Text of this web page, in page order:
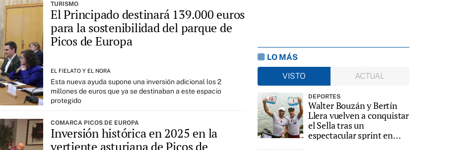
TURISMO
El Principado destinará 139.000 euros
para la sostenibilidad del parque de
Picos de Europa
EL FIELATO Y EL NORA
Esta nueva ayuda supone una inversión adicional los 2
millones de euros que ya se destinaban a este espacio
protegido
COMARCA PICOS DE EUROPA
Inversión histórica en 2025 en la
vertiente asturiana de Picos de
LO MÁS
VISTO
ACTUAL
DEPORTES
Walter Bouzán y Bertín
Llera vuelven a conquistar
el Sella tras un
espectacular sprint en